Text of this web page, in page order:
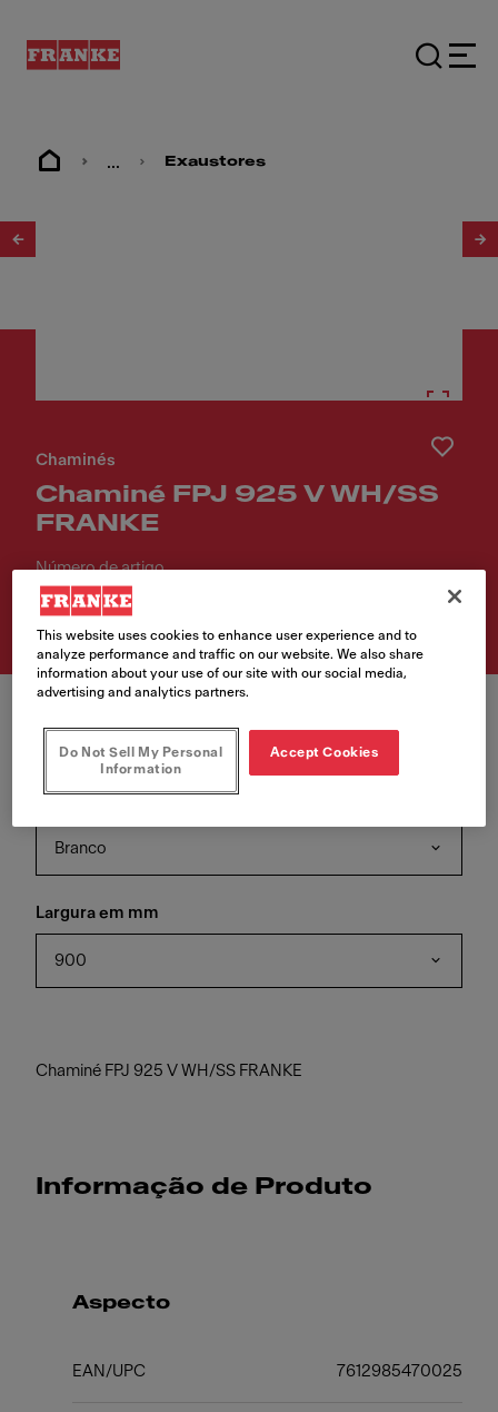
... Exaustores
Chaminés
Chaminé FPJ 925 V WH/SS
FRANKE
Número de artigo
330.0528.020
Branco
Largura em mm
900
Chaminé FPJ 925 V WH/SS FRANKE
Informação de Produto
Aspecto
EAN/UPC 7612985470025
This website uses cookies to enhance user experience and to
analyze performance and traffic on our website. We also share
information about your use of our site with our social media,
advertising and analytics partners.
Do Not Sell My Personal
Information
Accept Cookies